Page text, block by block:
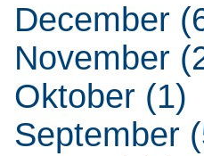
December
November
Oktober (1)
September